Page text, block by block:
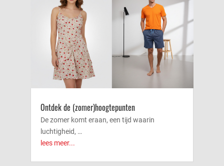
Ontdek de (zomer)hoogtepunten
De zomer komt eraan, een tijd waarin
luchtigheid, …
lees meer...